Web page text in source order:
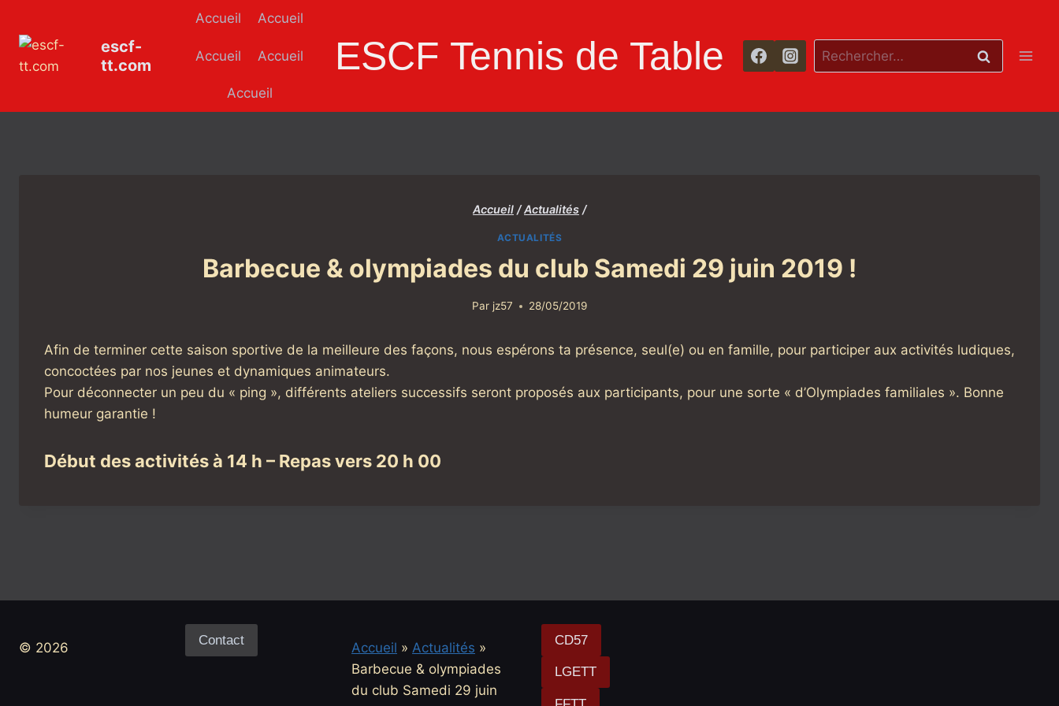
contenu
escf-
tt.com
Accueil Accueil
Accueil Accueil
Accueil
ESCF Tennis de Table Rechercher :
Accueil / Actualités /
ACTUALITÉS
Barbecue & olympiades du club Samedi 29 juin 2019 !
Par jz57 28/05/2019
Afin de terminer cette saison sportive de la meilleure des façons, nous espérons ta présence, seul(e) ou en famille, pour participer aux activités ludiques,
concoctées par nos jeunes et dynamiques animateurs.
Pour déconnecter un peu du « ping », différents ateliers successifs seront proposés aux participants, pour une sorte « d’Olympiades familiales ». Bonne
humeur garantie !
Début des activités à 14 h – Repas vers 20 h 00
© 2026 Contact Accueil » Actualités »
Barbecue & olympiades
du club Samedi 29 juin
CD57
LGETT